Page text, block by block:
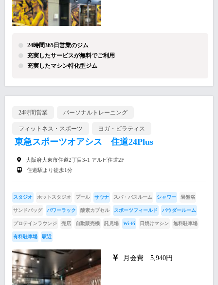
24時間365日営業のジム
充実したサービスが無料でご利用
充実したマシン特化型ジム
24時間営業 パーソナルトレーニング
フィットネス・スポーツ ヨガ・ピラティス
東急スポーツオアシス 住道24Plus
大阪府大東市住道2丁目3-1 アルビ住道2F
住道駅より徒歩1分
スタジオ ホットスタジオ プール サウナ スパ・バスルーム シャワー 岩盤浴
サンドバッグ パワーラック 酸素カプセル スポーツフィールド パウダールーム
プロテインラウンジ 売店 自動販売機 託児場 Wi-Fi 日焼けマシン 無料駐車場
有料駐車場 駅近
月会費 5,940円